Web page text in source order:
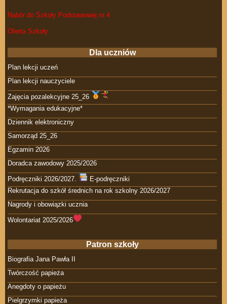
Nabór do Szkoły Podstawowej nr 4
Oferta Szkoły
Dla uczniów
Plan lekcji uczeń
Plan lekcji nauczyciele
Zajęcia pozalekcyjne 25_26
*Wymagania edukacyjne*
Dziennik elektroniczny
Samorząd 25_26
Egzamin 2026
Doradca zawodowy 2025/2026
Podręczniki 2026/2027.
E-podręczniki
Rekrutacja do szkół średnich na rok szkolny 2026/2027
Nagrody i obowiązki ucznia
Wolontariat 2025/2026
Patron szkoły
Biografia Jana Pawła II
Twórczość papieża
Anegdoty o papieżu
Pielgrzymki papieża